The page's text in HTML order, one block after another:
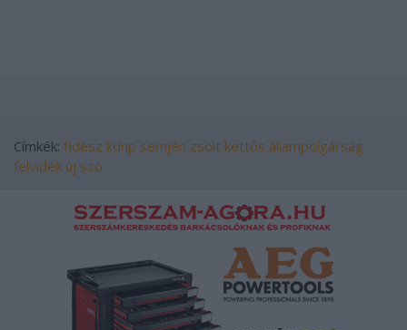
Címkék: fidesz kdnp semjén zsolt kettős állampolgárság
felvidék új szó